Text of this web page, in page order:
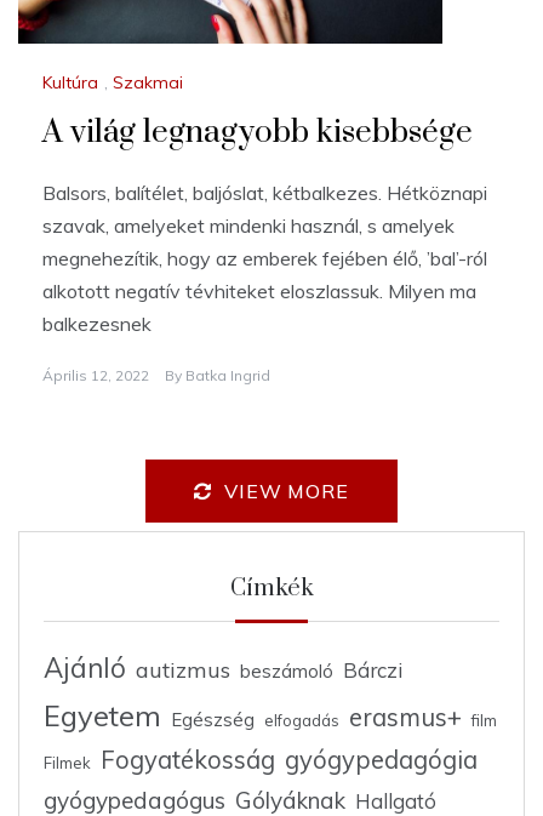
Kultúra , Szakmai
A világ legnagyobb kisebbsége
Balsors, balítélet, baljóslat, kétbalkezes. Hétköznapi
szavak, amelyeket mindenki használ, s amelyek
megnehezítik, hogy az emberek fejében élő, ’bal’-ról
alkotott negatív tévhiteket eloszlassuk. Milyen ma
balkezesnek
Április 12, 2022 By Batka Ingrid
VIEW MORE
Címkék
Ajánló autizmus beszámoló Bárczi
Egyetem Egészség elfogadás erasmus+ film
Filmek Fogyatékosság gyógypedagógia
gyógypedagógus Gólyáknak Hallgató